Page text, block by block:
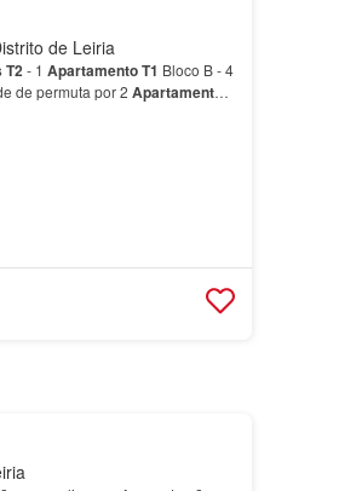
de Leiria
T2 - 1 ApartamentoT1 Bloco B - 4
de permuta por 2 Apartamentos